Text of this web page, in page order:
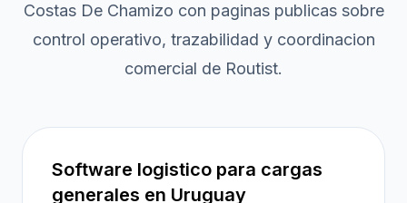
Costas De Chamizo con paginas publicas sobre
control operativo, trazabilidad y coordinacion
comercial de Routist.
Software logistico para cargas
generales en Uruguay